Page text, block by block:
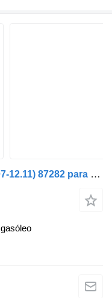
Filtro secador Haldex B12B (01.97-12.11) 87282 para autocarro Volvo B6, B7, B9, B10, B12 bus (1978-2011)
gasóleo